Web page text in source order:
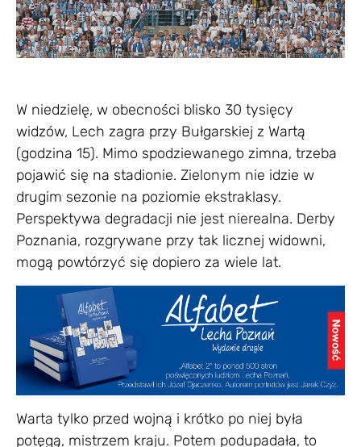
W niedzielę, w obecności blisko 30 tysięcy
widzów, Lech zagra przy Bułgarskiej z Wartą
(godzina 15). Mimo spodziewanego zimna, trzeba
pojawić się na stadionie. Zielonym nie idzie w
drugim sezonie na poziomie ekstraklasy.
Perspektywa degradacji nie jest nierealna. Derby
Poznania, rozgrywane przy tak licznej widowni,
mogą powtórzyć się dopiero za wiele lat.
Warta tylko przed wojną i krótko po niej była
potęgą, mistrzem kraju. Potem podupadała, to